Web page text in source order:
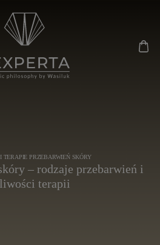
TERAPIE PRZEBARWIEŃ SKÓRY
– rodzaje przebarwień i
terapii